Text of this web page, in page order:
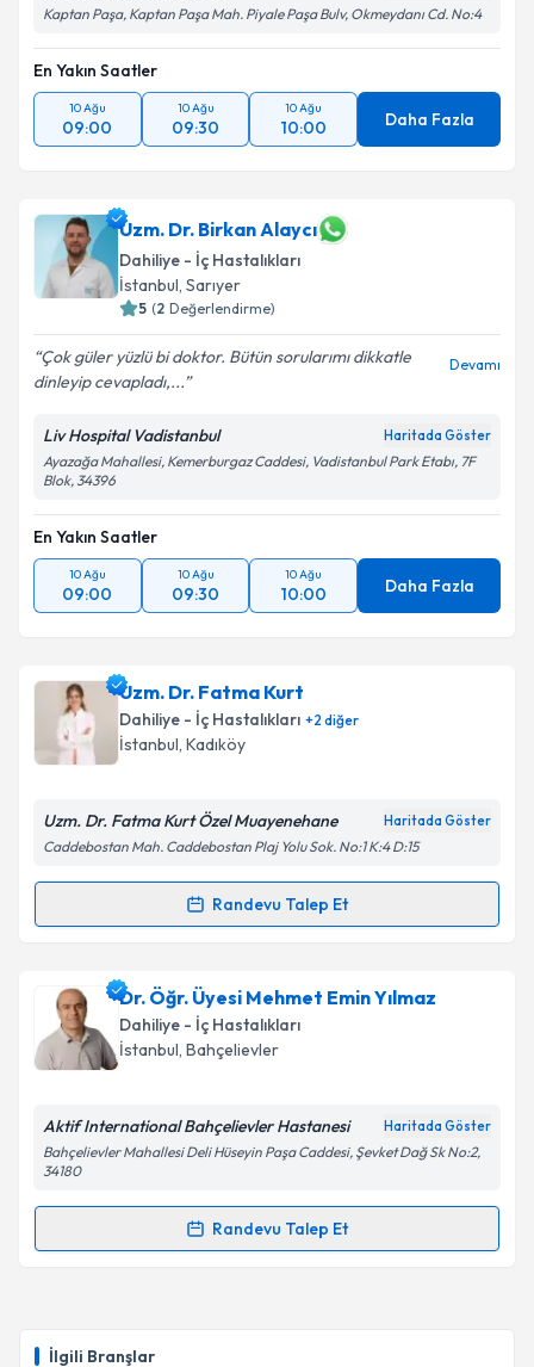
İlgili Branşlar
kapsamda işlenmesini kabul ediyorum.
Takvim Talebini Gönder
Kaptan Paşa, Kaptan Paşa Mah. Piyale Paşa Bulv, Okmeydanı Cd. No:4
En Yakın Saatler
10 Ağu
09:00
10 Ağu
09:30
10 Ağu
10:00 Daha Fazla
Uzm. Dr. Birkan Alaycı
Dahiliye - İç Hastalıkları
İstanbul, Sarıyer
5 (2 Değerlendirme)
Çok güler yüzlü bi doktor. Bütün sorularımı dikkatle
dinleyip cevapladı,...
Devamı
Liv Hospital Vadistanbul Haritada Göster
Ayazağa Mahallesi, Kemerburgaz Caddesi, Vadistanbul Park Etabı, 7F
Blok, 34396
En Yakın Saatler
10 Ağu
09:00
10 Ağu
09:30
10 Ağu
10:00 Daha Fazla
Uzm. Dr. Fatma Kurt
Dahiliye - İç Hastalıkları +2 diğer
İstanbul, Kadıköy
Uzm. Dr. Fatma Kurt Özel Muayenehane Haritada Göster
Caddebostan Mah. Caddebostan Plaj Yolu Sok. No:1 K:4 D:15
Randevu Talep Et
Randevu Takvimi Talebi
Uzm. Dr. Fatma Kurtiçin randevu takvimi talebi
oluşturun. Size bu uzmandan randevu almanız için bir
takvim hazırlandığında e-posta ile bilgilendireceğiz.
Kişisel verilerimin işlenmesine ilişkinAydınlatma
'ni okudum ve kişisel verilerimin belirtilen
kapsamda işlenmesini kabul ediyorum.
Takvim Talebini Gönder
Dr. Öğr. Üyesi Mehmet Emin Yılmaz
Dahiliye - İç Hastalıkları
İstanbul, Bahçelievler
Aktif International Bahçelievler Hastanesi Haritada Göster
Bahçelievler Mahallesi Deli Hüseyin Paşa Caddesi, Şevket Dağ Sk No:2,
34180
Randevu Talep Et
Randevu Takvimi Talebi